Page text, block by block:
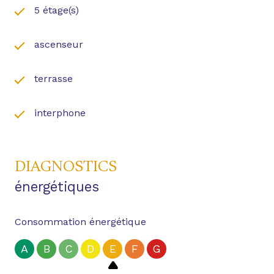
ET VALIDATION (Assurance/Garantie).
FRAIS D'AGENCE 249.6€ TTC (VISITES,
DÉPÔT DE GARANTIE : 940€
Proche des quartiers Busca, Carmes, Grand Rond;
Capitole/Toulouse.
5 étage(s)
ascenseur
terrasse
interphone
DIAGNOSTICS
énergétiques
Consommation énergétique
A B C D E F G